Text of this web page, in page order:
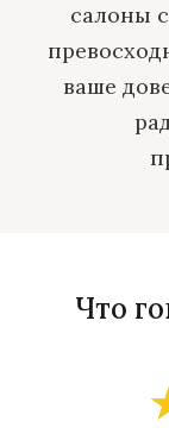
салоны
ваше
Что